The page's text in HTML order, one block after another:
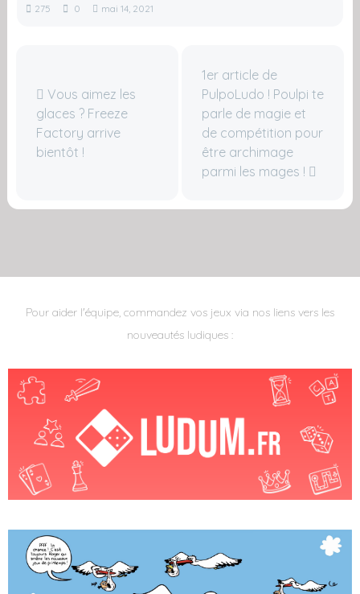
275 0 mai 14, 2021
Vous aimez les
glaces ? Freeze
Factory arrive
bientôt !
1er article de
PulpoLudo ! Poulpi te
parle de magie et
de compétition pour
être archimage
parmi les mages !
Pour aider l'équipe, commandez vos jeux via nos liens vers les
nouveautés ludiques :